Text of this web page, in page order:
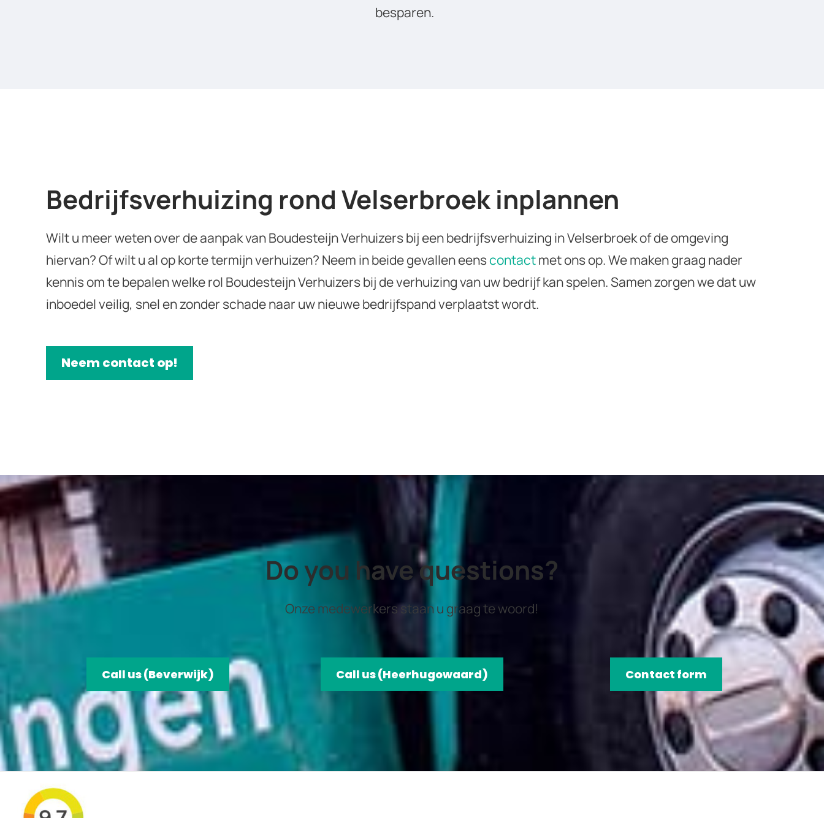
besparen.
Bedrijfsverhuizing rond Velserbroek inplannen
Wilt u meer weten over de aanpak van Boudesteijn Verhuizers bij een bedrijfsverhuizing in Velserbroek of de omgeving
hiervan? Of wilt u al op korte termijn verhuizen? Neem in beide gevallen eenscontactmet ons op. We maken graag nader
kennis om te bepalen welke rol Boudesteijn Verhuizers bij de verhuizing van uw bedrijf kan spelen. Samen zorgen we dat uw
inboedel veilig, snel en zonder schade naar uw nieuwe bedrijfspand verplaatst wordt.
Neem contact op!
Do you have questions?
Onze medewerkers staan u graag te woord!
Call us (Beverwijk) Call us (Heerhugowaard) Contact form